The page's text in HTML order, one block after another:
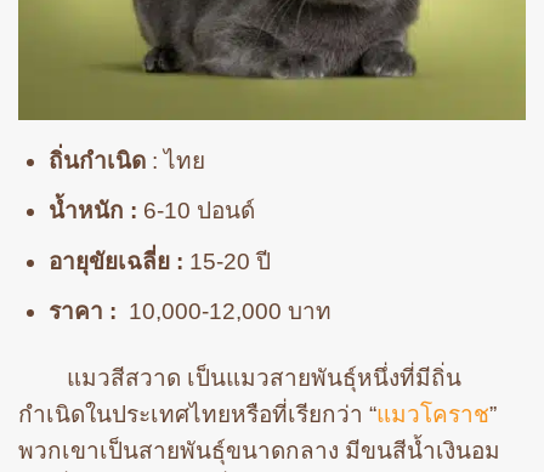
ถิ่นกำเนิด: ไทย
น้ำหนัก : 6-10 ปอนด์
อายุขัยเฉลี่ย : 15-20 ปี
ราคา : 10,000-12,000 บาท
แมวสีสวาด เป็นแมวสายพันธุ์หนึ่งที่มีถิ่น
กำเนิดในประเทศไทยหรือที่เรียกว่า “แมวโคราช”
พวกเขาเป็นสายพันธุ์ขนาดกลาง มีขนสีน้ำเงินอม